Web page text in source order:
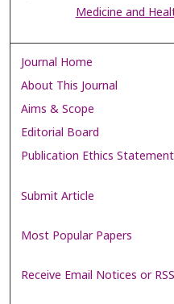
Medicine and
Journal Home
About This Journal
Aims & Scope
Editorial Board
Publication Ethics Statement
Submit Article
Most Popular Papers
Receive Email Notices or RSS